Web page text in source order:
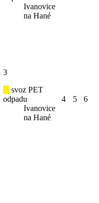
Ivanovice
na Hané
3
svoz PET
odpadu
Ivanovice
na Hané
4 5 6